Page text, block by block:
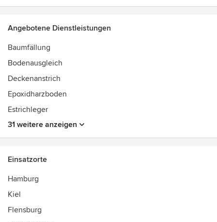
Angebotene Dienstleistungen
Baumfällung
Bodenausgleich
Deckenanstrich
Epoxidharzboden
Estrichleger
31 weitere anzeigen
Einsatzorte
Hamburg
Kiel
Flensburg